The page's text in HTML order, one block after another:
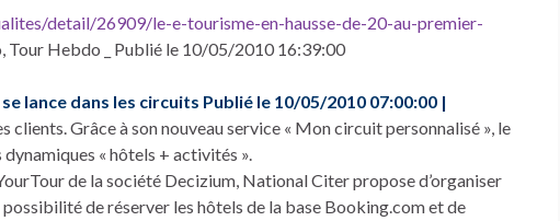
detail/26909/le-e-tourisme-en-hausse-de-20-au-premier-
Tour Hebdo _ Publié le 10/05/2010 16:39:00
lance dans les circuits Publié le 10/05/2010 07:00:00 |
Grâce à son nouveau service « Mon circuit personnalisé », le
« hôtels + activités ».
de la société Decizium, National Citer propose d’organiser
de réserver les hôtels de la base Booking.com et de